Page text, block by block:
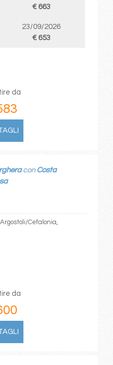
€ 663
23/09/2026
€ 653
da
con Costa
Cefalonia,
da